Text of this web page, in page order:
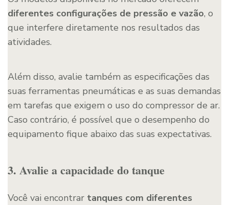
diferentes configurações de pressão e vazão, o
que interfere diretamente nos resultados das
atividades.
Além disso, avalie também as especificações das
suas ferramentas pneumáticas e as suas demandas
em tarefas que exigem o uso do compressor de ar.
Caso contrário, é possível que o desempenho do
equipamento fique abaixo das suas expectativas.
3. Avalie a capacidade do tanque
Você vai encontrar tanques com diferentes